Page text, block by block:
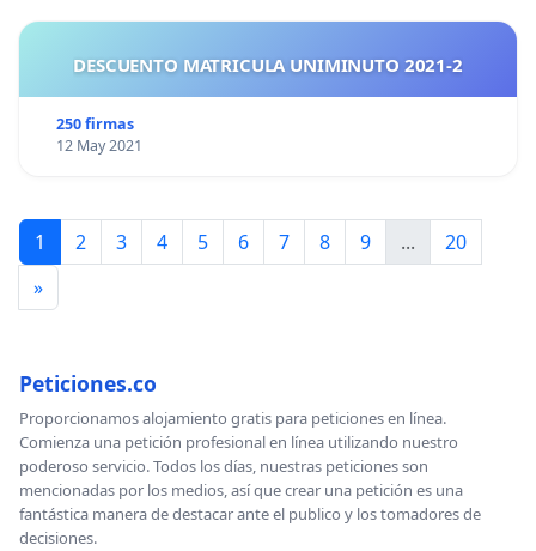
DESCUENTO MATRICULA UNIMINUTO 2021-2
250 firmas
12 May 2021
1 2 3 4 5 6 7 8 9 ...
20
»
Peticiones.co
Proporcionamos alojamiento gratis para peticiones en línea.
Comienza una petición profesional en línea utilizando nuestro
poderoso servicio. Todos los días, nuestras peticiones son
mencionadas por los medios, así que crear una petición es una
fantástica manera de destacar ante el publico y los tomadores de
decisiones.